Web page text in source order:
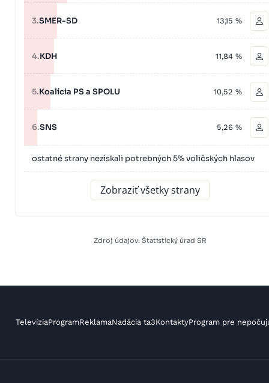
3.SMER-SD 13,15 %
4.KDH 11,84 %
5.Koalícia PS a SPOLU 10,52 %
6.SNS 5,26 %
ostatné strany nezískali potrebných 5% voličských hlasov
Zobraziť všetky strany
Zdroj údajov: Štatistický úrad SR
TelevíziaProgramReklamaNadácia ta3KontaktyProgram pre